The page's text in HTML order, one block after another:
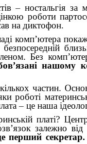
– ностальгія
роботи
на диктофон.
комп’ютера
Без
нашому
частин.
роботі
– це наша
платі?
перший